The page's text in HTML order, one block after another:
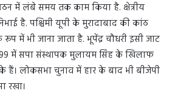
में लंबे समय तक काम किया है. क्षेत्रीय
है. पश्चिमी यूपी के मुरादाबाद की कांठ
में भी जाना जाता है. भूपेंद्र चौधरी इसी जाट
में सपा संस्थापक मुलायम सिंह के खिलाफ
लोकसभा चुनाव में हार के बाद भी बीजेपी
रखा।